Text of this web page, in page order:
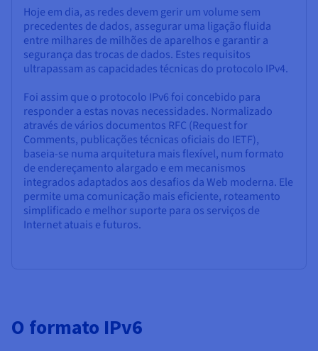
Hoje em dia, as redes devem gerir um volume sem
precedentes de dados, assegurar uma ligação fluida
entre milhares de milhões de aparelhos e garantir a
segurança das trocas de dados. Estes requisitos
ultrapassam as capacidades técnicas do protocolo IPv4.
Foi assim que o protocolo IPv6 foi concebido para
responder a estas novas necessidades. Normalizado
através de vários documentos RFC (Request for
Comments, publicações técnicas oficiais do IETF),
baseia-se numa arquitetura mais flexível, num formato
de endereçamento alargado e em mecanismos
integrados adaptados aos desafios da Web moderna. Ele
permite uma comunicação mais eficiente, roteamento
simplificado e melhor suporte para os serviços de
Internet atuais e futuros.
O formato IPv6